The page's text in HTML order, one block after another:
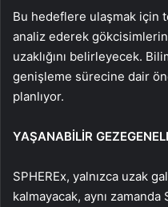
Bu hedeflere ulaşmak için
analiz ederek
uzaklığını belirleyecek.
genişleme sürecine dair
planlıyor.
YAŞANABİLİR
SPHEREx, yalnızca uzak
kalmayacak, aynı